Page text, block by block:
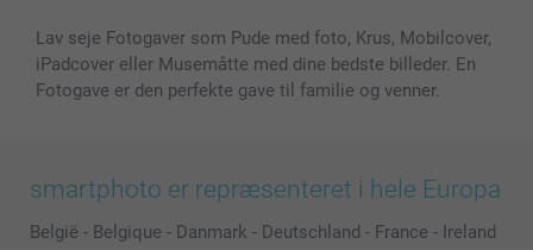
Lav seje Fotogaver som Pude med foto, Krus, Mobilcover,
iPadcover eller Musemåtte med dine bedste billeder. En
Fotogave er den perfekte gave til familie og venner.
smartphoto er repræsenteret i hele Europa
België - Belgique - Danmark - Deutschland - France - Ireland